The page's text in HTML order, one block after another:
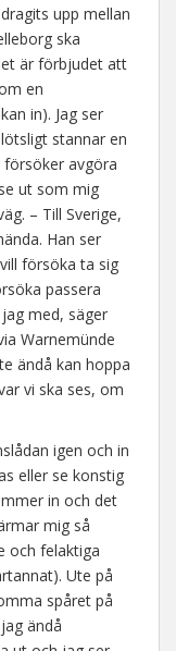
upp mellan
ska
är förbjudet att
en
in). Jag ser
stannar en
avgöra
ut som mig
– Till Sverige,
Han ser
försöka ta sig
passera
med, säger
Warnemünde
ändå kan hoppa
vi ska ses, om
igen och in
eller se konstig
in och det
mig så
och felaktiga
Ute på
spåret på
ändå